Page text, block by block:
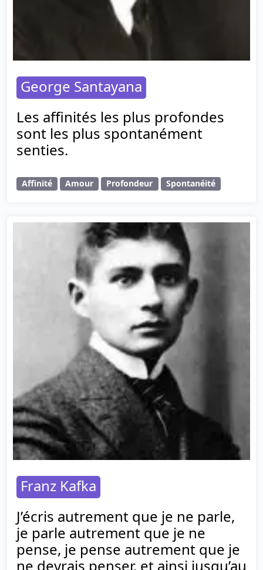
George Santayana
Les affinités les plus profondes
sont les plus spontanément
senties.
Affinité Amour Profondeur Spontanéité
Franz Kafka
J’écris autrement que je ne parle,
je parle autrement que je ne
pense, je pense autrement que je
ne devrais penser, et ainsi jusqu’au